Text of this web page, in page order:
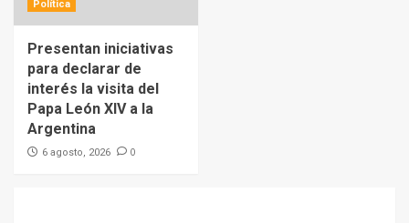
Política
Presentan iniciativas
para declarar de
interés la visita del
Papa León XIV a la
Argentina
6 agosto, 2026 0